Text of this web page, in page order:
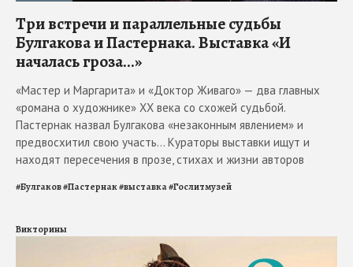
Три встречи и параллельные судьбы
Булгакова и Пастернака. Выставка «И
началась гроза...»
«Мастер и Маргарита» и «Доктор Живаго» — два главных
«романа о художнике» ХХ века со схожей судьбой.
Пастернак назвал Булгакова «незаконным явлением» и
предвосхитил свою участь... Кураторы выставки ищут и
находят пересечения в прозе, стихах и жизни авторов
#Булгаков#Пастернак#выставка#Гослитмузей
Викторины